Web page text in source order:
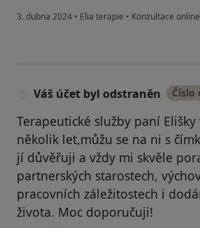
3. dubna 2024 • Elia terapie • Konzultace online
Váš účet byl odstraněn Číslo
Terapeutické služby paní Elišky
několik let,můžu se na ni s
jí důvěřuji a vždy mi skvěle
partnerských starostech,
pracovních záležitostech i
života. Moc doporučuji!